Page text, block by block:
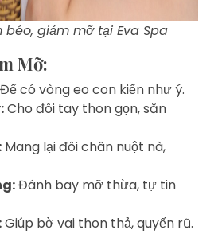
béo, giảm mỡ tại Eva Spa
Mỡ:
Để có vòng eo con kiến như ý.
Cho đôi tay thon gọn, săn
Mang lại đôi chân nuột nà,
Đánh bay mỡ thừa, tự tin
Giúp bờ vai thon thả, quyến rũ.